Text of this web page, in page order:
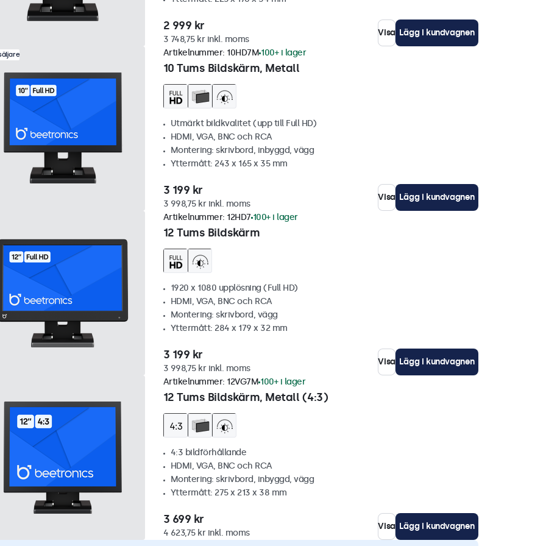
2 999 kr
3 748,75 kr inkl. moms
Visa Lägg i kundvagnen
10 Tums Bildskärm, Metall
Artikelnummer: 10HD7M 100+ i lager
Utmärkt bildkvalitet (upp till Full HD)
HDMI, VGA, BNC och RCA
Montering: skrivbord, inbyggd, vägg
Yttermått: 243 x 165 x 35 mm
3 199 kr
3 998,75 kr inkl. moms
Visa Lägg i kundvagnen
12 Tums Bildskärm
Artikelnummer: 12HD7 100+ i lager
1920 x 1080 upplösning (Full HD)
HDMI, VGA, BNC och RCA
Montering: skrivbord, vägg
Yttermått: 284 x 179 x 32 mm
3 199 kr
3 998,75 kr inkl. moms
Visa Lägg i kundvagnen
12 Tums Bildskärm, Metall (4:3)
Artikelnummer: 12VG7M 100+ i lager
4:3 bildförhållande
HDMI, VGA, BNC och RCA
Montering: skrivbord, inbyggd, vägg
Yttermått: 275 x 213 x 38 mm
3 699 kr
4 623,75 kr inkl. moms
Visa Lägg i kundvagnen